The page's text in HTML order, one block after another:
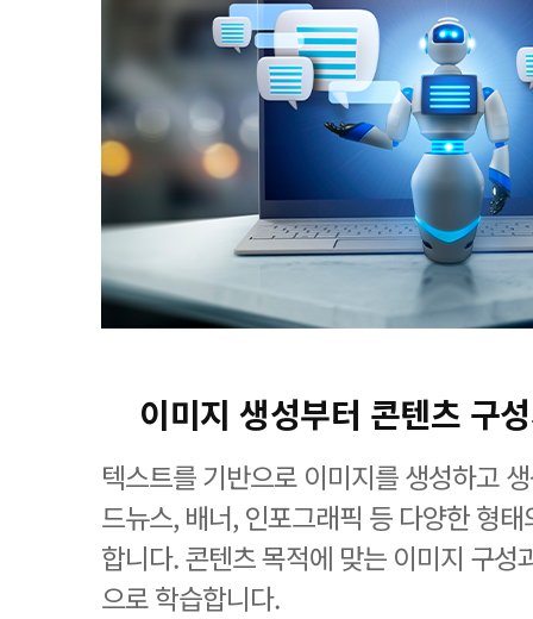
이미지 생성부터 콘텐츠 구
텍스트를 기반으로 이미지를 생성하고
드뉴스, 배너, 인포그래픽 등 다양한 형
합니다. 콘텐츠 목적에 맞는 이미지 구성
으로 학습합니다.